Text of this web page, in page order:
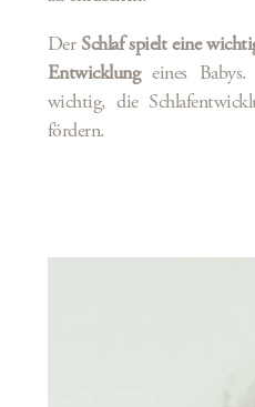
Der Schlaf spielt eine
Entwicklungeines
wichtig, die
fördern.